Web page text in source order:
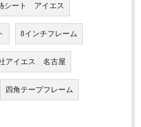
シート アイエス
8インチフレーム
アイエス 名古屋
四角テープフレーム